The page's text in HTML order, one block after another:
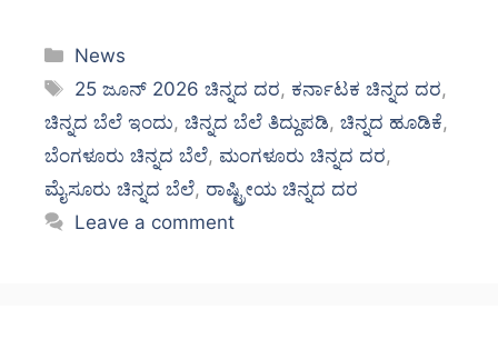
Categories
News
Tags
25 ಜೂನ್ 2026 ಚಿನ್ನದ ದರ, ಕರ್ನಾಟಕ ಚಿನ್ನದ ದರ,
ಚಿನ್ನದ ಬೆಲೆ ಇಂದು, ಚಿನ್ನದ ಬೆಲೆ ತಿದ್ದುಪಡಿ, ಚಿನ್ನದ ಹೂಡಿಕೆ,
ಬೆಂಗಳೂರು ಚಿನ್ನದ ಬೆಲೆ, ಮಂಗಳೂರು ಚಿನ್ನದ ದರ,
ಮೈಸೂರು ಚಿನ್ನದ ಬೆಲೆ, ರಾಷ್ಟ್ರೀಯ ಚಿನ್ನದ ದರ
Leave a comment